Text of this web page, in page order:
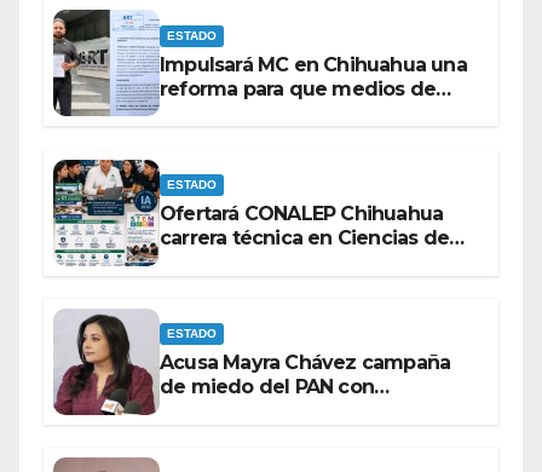
ESTADO
Impulsará MC en Chihuahua una
reforma para que medios de
ESTADO
Ofertará CONALEP Chihuahua
carrera técnica en Ciencias de
ESTADO
Acusa Mayra Chávez campaña
de miedo del PAN con